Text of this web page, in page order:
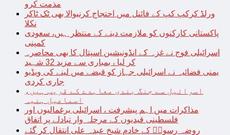
مذمت کرو
ورلڈ کرکپ کپ کے فائنل میں احتجاج کرنیوالا بھی ٹک ٹاکر
نکلا
پاکستانی کارکنوں کو ملازمت دینے کے منتظر ہیں، سعودی
کمپنی
اسرائیلی فوج نے غزہ کے انڈونیشین اسپتال کا بھی محاصرہ
کر لیا ، بمباری سے مزید 32 شہید
یمنی فضائیہ نے اسرائیلی جہاز کو قبضے میں لینے کی ویڈیو
جاری کردی
اسرائیل سے جنگ بندی معاہدے کے قریب ہیں،
اسماعیل ہنیہ
مذاکرات میں اہم پیشرفت ، اسرائیلی یرغمالیوں اور
فلسطینی قیدیوں کے مرحلہ وار تبادلے پر اتفاق
روضہ رسولؐ کے خادم شیخ عبدہ علی انتقال کر گئے